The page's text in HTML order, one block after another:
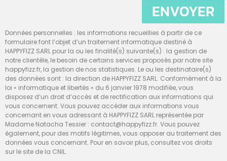
ENVOYER
Données personnelles : les informations recueillies à partir de ce
formulaire font l’objet d’un traitement informatique destiné à
HAPPYFIZZ SARL pour la ou les finalité(s) suivante(s) : la gestion de
notre clientèle, le besoin de certains services proposés par notre site
happyfizz.fr, la gestion de nos statistiques. Le ou les destinataire(s)
des données sont : la direction de HAPPYFIZZ SARL. Conformément à la
loi « informatique et libertés » du 6 janvier 1978 modifiée, vous
disposez d’un droit d’accès et de rectification aux informations qui
vous concernent. Vous pouvez accéder aux informations vous
concernant en vous adressant à HAPPYFIZZ SARL représentée par
Madame Natacha Tessier : contact@happyfizz.fr. Vous pouvez
également, pour des motifs légitimes, vous opposer au traitement des
données vous concernant. Pour en savoir plus, consultez vos droits
sur le site de la CNIL.